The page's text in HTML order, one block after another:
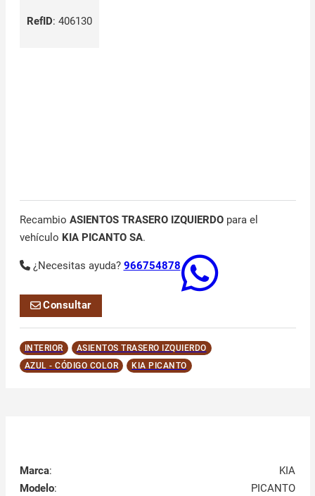
RefID: 406130
Recambio ASIENTOS TRASERO IZQUIERDOpara el
vehículo KIA PICANTO SA.
¿Necesitas ayuda? 966754878
Consultar
INTERIOR
ASIENTOS TRASERO IZQUIERDO
AZUL - CÓDIGO COLOR
KIA PICANTO
Marca:
KIA
Modelo:
PICANTO